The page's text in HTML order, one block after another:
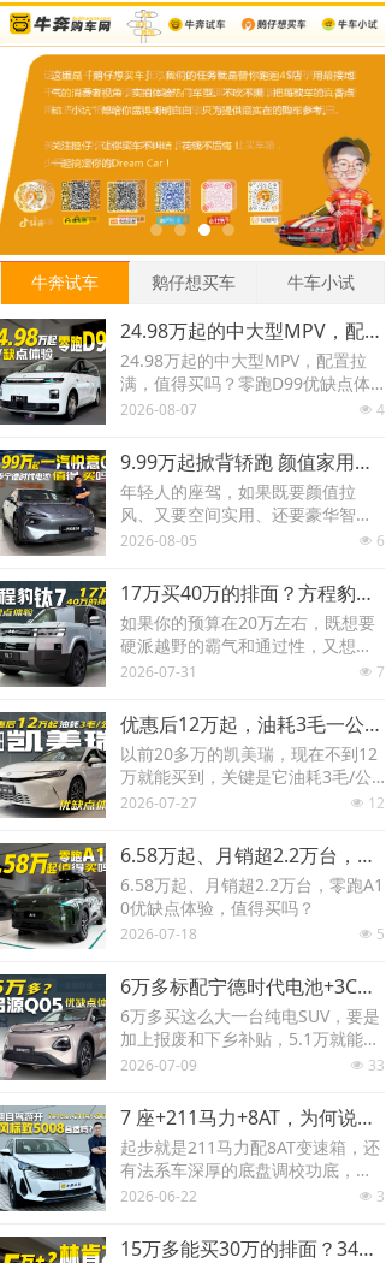
牛奔试车 鹅仔想买车 牛车小试
24.98万起的中大型MPV，配置拉满，值得买吗？零跑D99优缺点体验
24.98万起的中大型MPV，配置拉
满，值得买吗？零跑D99优缺点体
验
넶 4
2026-08-07
9.99万起掀背轿跑 颜值家用全都要 新上市的一汽悦意08值不值得买
年轻人的座驾，如果既要颜值拉
风、又要空间实用、还要豪华智
能、更要驾驶乐趣的话，那这台一
넶 6
2026-08-05
17万买40万的排面？方程豹钛7优/缺点体验，它适合你吗？
如果你的预算在20万左右，既想要
硬派越野的霸气和通过性，又想要
城市SUV的舒适性、科技感以及低
方程豹钛7 PHEV的优缺点，看看它
是否适合你？
넶 7
2026-07-31
优惠后12万起，油耗3毛一公里，丰田凯美瑞优缺点体验
以前20多万的凯美瑞，现在不到12
万就能买到，关键是它油耗3毛/公
里、不用充电、更没有续航焦虑，
不大，今天一条视频把凯美瑞的优
缺点讲清楚。
넶 12
2026-07-27
6.58万起、月销超2.2万台，零跑A10优缺点体验，值得买吗？
6.58万起、月销超2.2万台，零跑A1
0优缺点体验，值得买吗？
넶 5
2026-07-18
6万多标配宁德时代电池+3C快充，启源Q05优缺点体验
6万多买这么大一台纯电SUV，要是
加上报废和下乡补贴，5.1万就能全
款落地，续航400多公里起步，全系
华、空间宽敞、配置够用、动力充
沛，启源Q05优缺点一起来体验。
넶 33
2026-07-09
7 座+211马力+8AT，为何说东风标致5008是暑期自驾游的好搭子？
起步就是211马力配8AT变速箱，还
有法系车深厚的底盘调校功底，今
天咱就来体验一下，看看东风标致5
暑期自驾游的好搭子。
넶 3
2026-06-22
15万多能买30万的排面？34C的竞品，林肯Z优缺点体验